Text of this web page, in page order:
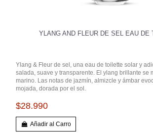
YLANG AND FLEUR DE SEL EAU DE
Ylang & Fleur de sel, una eau de toilette solar y
salada, suave y transparente. El ylang brillante se
marino. Las notas de jazmín, almizcle y ámbar
mojada, dorada por el sol.
$28.990
Añadir al Carro